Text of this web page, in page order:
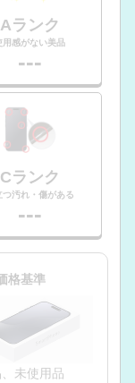
Aランク
用感がない美品
---
Cランク
つ汚れ・傷がある
---
格基準
未使用品